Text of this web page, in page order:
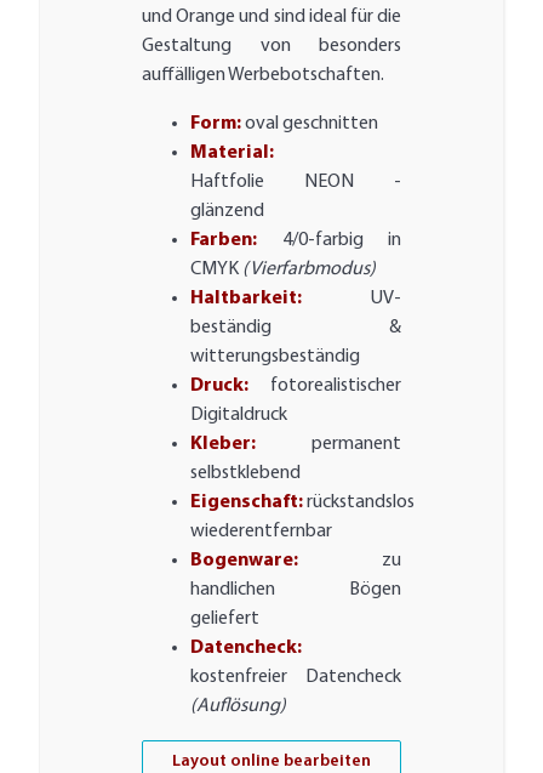
und Orange und sind ideal für die
Gestaltung von besonders
auffälligen Werbebotschaften.
Form:oval geschnitten
Material:
Haftfolie NEON -
glänzend
Farben:4/0-farbig in
CMYK (Vierfarbmodus)
Haltbarkeit:UV-
beständig &
witterungsbeständig
Druck:fotorealistischer
Digitaldruck
Kleber:permanent
selbstklebend
Eigenschaft:rückstandslos
wiederentfernbar
Bogenware:zu
handlichen Bögen
geliefert
Datencheck:
kostenfreier Datencheck
(Auflösung)
Layout online bearbeiten